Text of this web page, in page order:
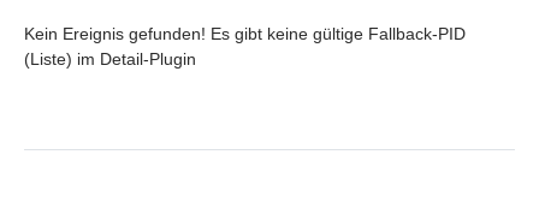
Kein Ereignis gefunden! Es gibt keine gültige Fallback-PID
(Liste) im Detail-Plugin